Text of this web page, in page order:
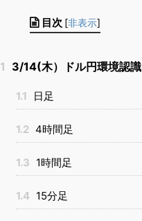
目次 [非表示]
1 3/14(木）ドル円環境認識
1.1 日足
1.2 4時間足
1.3 1時間足
1.4 15分足